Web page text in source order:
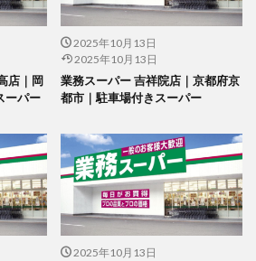
店｜岡
ーパー
2025年10月13日
2025年10月13日
業務スーパー 吉祥院店｜京都府京
都市｜駐車場付きスーパー
2025年10月13日